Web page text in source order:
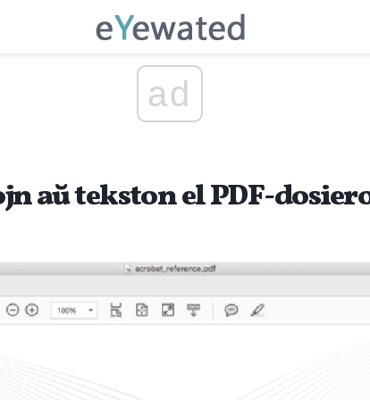
ad
aŭ tekston el PDF-